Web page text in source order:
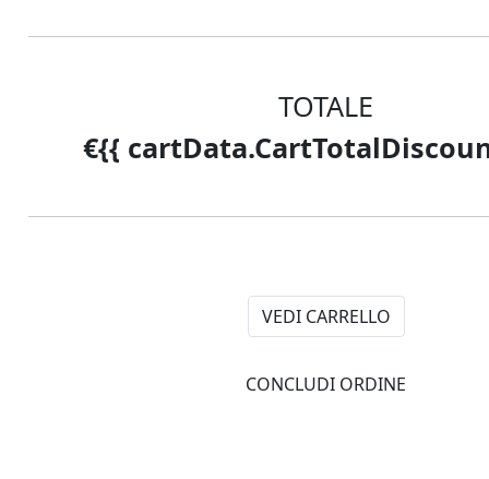
TOTALE
€{{
VEDI CARRELLO
CONCLUDI ORDINE
Pronta Consegna